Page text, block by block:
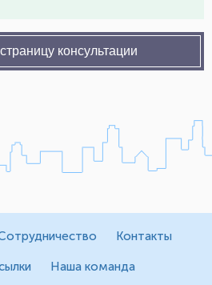
консультации
Контакты
Наша команда